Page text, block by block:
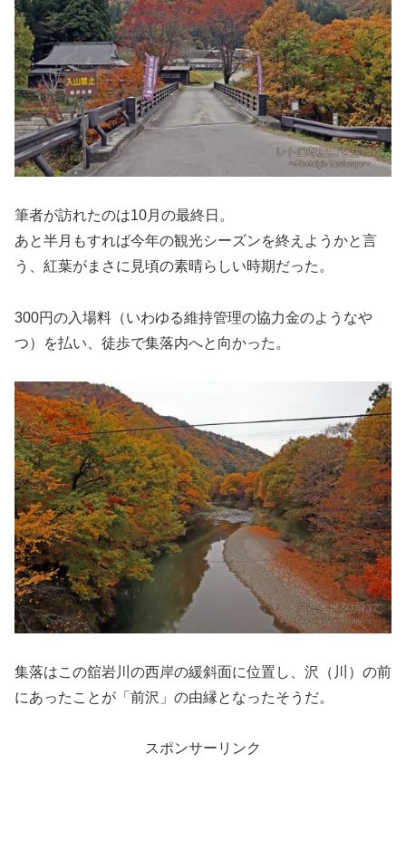
筆者が訪れたのは10月の最終日。
あと半月もすれば今年の観光シーズンを終えようかと言
う、紅葉がまさに見頃の素晴らしい時期だった。
300円の入場料（いわゆる維持管理の協力金のようなや
つ）を払い、徒歩で集落内へと向かった。
集落はこの舘岩川の西岸の緩斜面に位置し、沢（川）の前
にあったことが「前沢」の由縁となったそうだ。
スポンサーリンク